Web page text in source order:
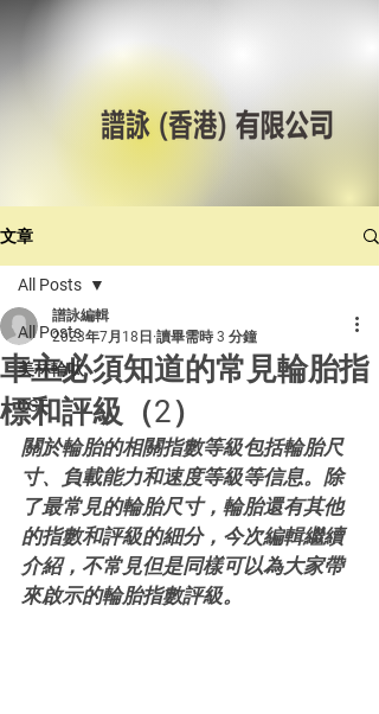
文章
All Posts
美林輪呔
CST
All Posts
車主必須知道的常見輪胎指
標和評級（2）
譜詠編輯
2023年7月18日 讀畢需時 3 分鐘
關於輪胎的相關指數等級包括輪胎尺
寸、負載能力和速度等級等信息。除
了最常見的輪胎尺寸，輪胎還有其他
的指數和評級的細分，今次編輯繼續
介紹，不常見但是同樣可以為大家帶
來啟示的輪胎指數評級。